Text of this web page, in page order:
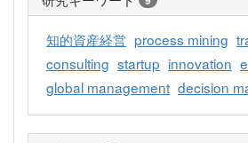
知的資産経営 process mining
consulting startup innovation
global management decision